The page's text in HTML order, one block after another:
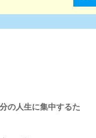
の人生に集中するた